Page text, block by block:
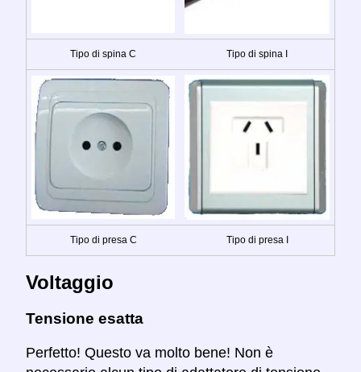
Tipo di spina C Tipo di spina I
Tipo di presa C Tipo di presa I
Voltaggio
Tensione esatta
Perfetto! Questo va molto bene! Non è